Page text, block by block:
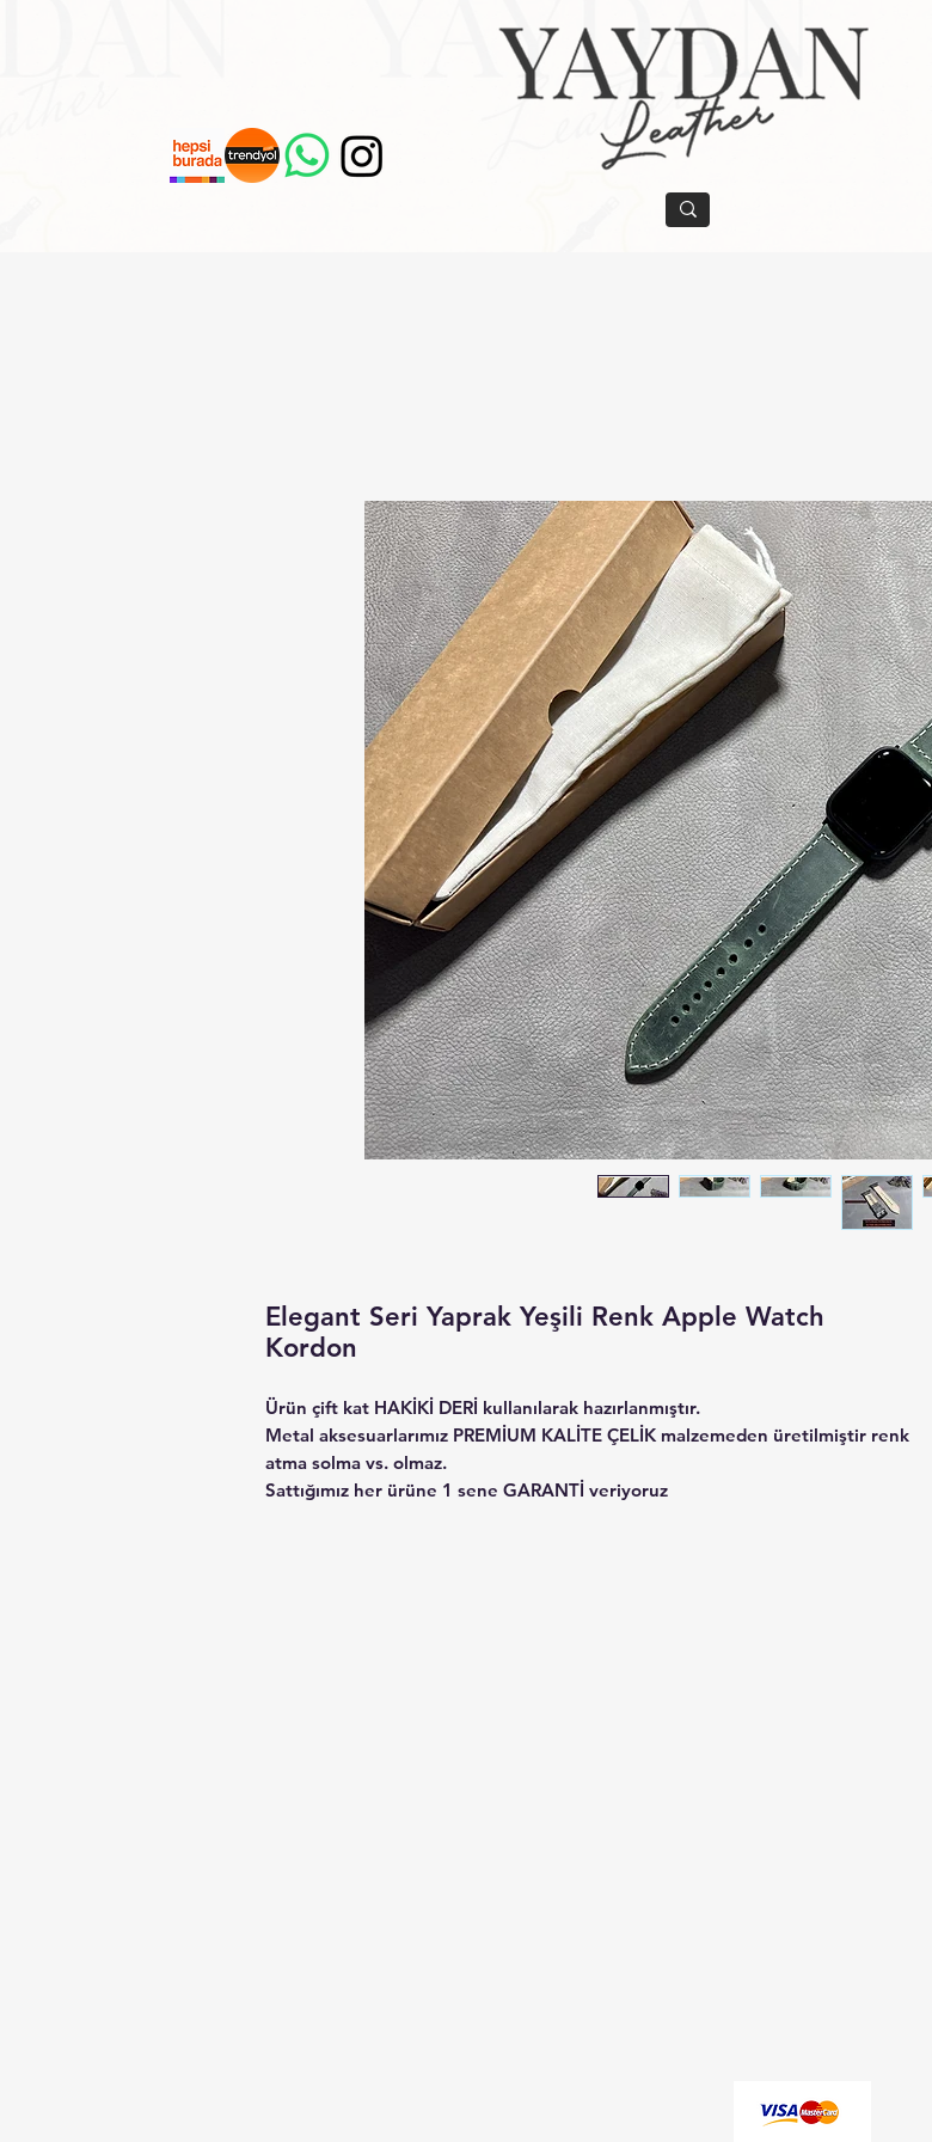
Elegant Seri Yaprak Yeşili Renk Apple Watch
Kordon
Ürün çift kat HAKİKİ DERİ kullanılarak hazırlanmıştır.
Metal aksesuarlarımız PREMİUM KALİTE ÇELİK malzemeden üretilmiştir renk
atma solma vs. olmaz.
Sattığımız her ürüne 1 sene GARANTİ veriyoruz